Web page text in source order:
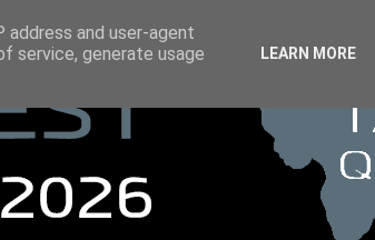
and user-agent
service, generate usage
LEARN MORE